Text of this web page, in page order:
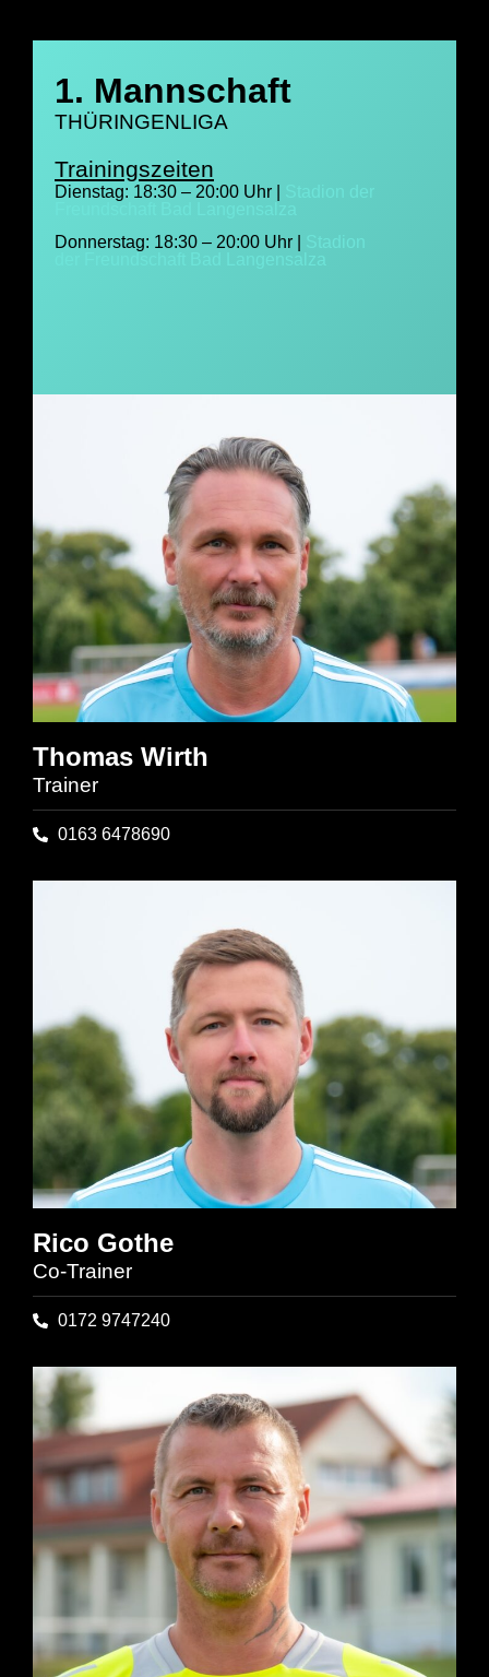
1. Mannschaft
THÜRINGENLIGA
Trainingszeiten
Dienstag: 18:30 – 20:00 Uhr |
Donnerstag: 18:30 – 20:00 Uhr |
Thomas Wirth
Trainer
0163 6478690
Rico Gothe
Co-Trainer
0172 9747240